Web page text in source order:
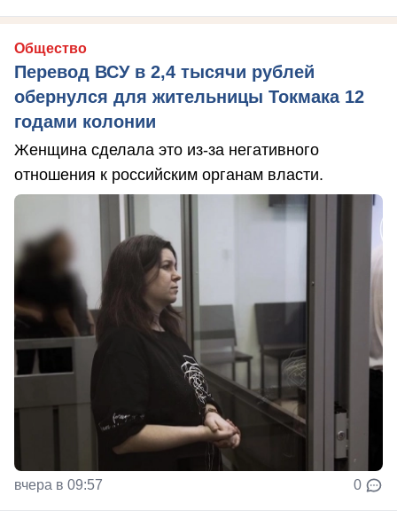
Общество
Перевод ВСУ в 2,4 тысячи рублей
обернулся для жительницы Токмака 12
годами колонии
Женщина сделала это из-за негативного
отношения к российским органам власти.
вчера в 09:57 0